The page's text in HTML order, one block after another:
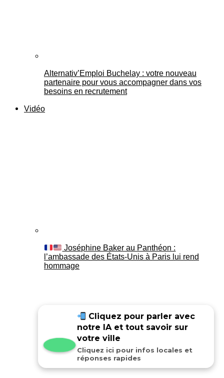
Alternativ’Emploi Buchelay : votre nouveau
partenaire pour vous accompagner dans vos
besoins en recrutement
Vidéo
Joséphine Baker au Panthéon :
l’ambassade des États-Unis à Paris lui rend
hommage
Cliquez pour parler avec
notre IA et tout savoir sur
votre ville
Cliquez ici pour infos locales et
réponses rapides